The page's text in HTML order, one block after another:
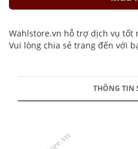
Wahlstore.vn hỗ trợ dịch vụ tốt
Vui lòng chia sẻ trang đến với
THÔNG TIN